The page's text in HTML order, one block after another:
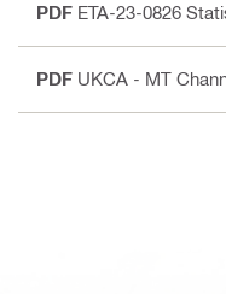
PDF ETA-23-0826
PDF UKCA - MT